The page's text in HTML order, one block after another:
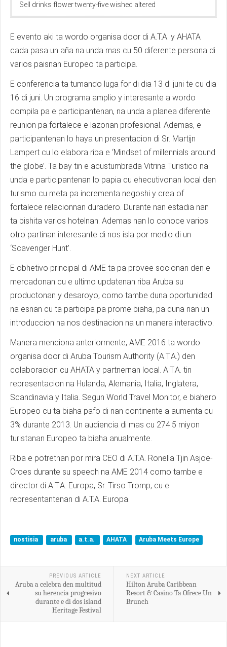
Sell drinks flower twenty-five wished altered
E evento aki ta wordo organisa door di A.T.A. y AHATA
cada pasa un aña na unda mas cu 50 diferente persona di
varios paisnan Europeo ta participa.
E conferencia ta tumando luga for di dia 13 di juni te cu dia
16 di juni. Un programa amplio y interesante a wordo
compila pa e participantenan, na unda a planea diferente
reunion pa fortalece e lazonan profesional. Ademas, e
participantenan lo haya un presentacion di Sr. Martijn
Lampert cu lo elabora riba e ‘Mindset of millennials around
the globe’. Ta bay tin e acustumbrada Vitrina Turistico na
unda e participantenan lo papia cu ehecutivonan local den
turismo cu meta pa incrementa negoshi y crea of
fortalece relacionnan duradero. Durante nan estadia nan
ta bishita varios hotelnan. Ademas nan lo conoce varios
otro partinan interesante di nos isla por medio di un
‘Scavenger Hunt’.
E obhetivo principal di AME ta pa provee socionan den e
mercadonan cu e ultimo updatenan riba Aruba su
productonan y desaroyo, como tambe duna oportunidad
na esnan cu ta participa pa prome biaha, pa duna nan un
introduccion na nos destinacion na un manera interactivo.
Manera menciona anteriormente, AME 2016 ta wordo
organisa door di Aruba Tourism Authority (A.T.A.) den
colaboracion cu AHATA y partnernan local. A.T.A. tin
representacion na Hulanda, Alemania, Italia, Inglatera,
Scandinavia y Italia. Segun World Travel Monitor, e biahero
Europeo cu ta biaha pafo di nan continente a aumenta cu
3% durante 2013. Un audiencia di mas cu 274.5 miyon
turistanan Europeo ta biaha anualmente.
Riba e potretnan por mira CEO di A.T.A. Ronella Tjin Asjoe-
Croes durante su speech na AME 2014 como tambe e
director di A.T.A. Europa, Sr. Tirso Tromp, cu e
representantenan di A.T.A. Europa.
nostisia aruba a.t.a. AHATA Aruba Meets Europe
PREVIOUS ARTICLE
Aruba a celebra den multitud
su herencia progresivo
durante e di dos island
Heritage Festival
NEXT ARTICLE
Hilton Aruba Caribbean
Resort & Casino Ta Ofrece Un
Brunch